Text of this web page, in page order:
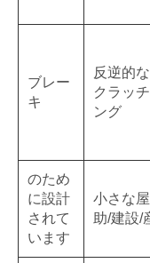
ブレー
キ
反逆的
クラッ
ング
のため
に設計
されて
います
小さな
助/建設/